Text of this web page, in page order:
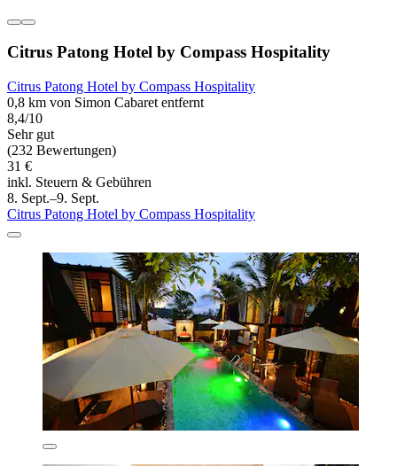
Citrus Patong Hotel by Compass Hospitality
Citrus Patong Hotel by Compass Hospitality
0,8 km von Simon Cabaret entfernt
8,4/10
Sehr gut
(232 Bewertungen)
31 €
inkl. Steuern & Gebühren
8. Sept.–9. Sept.
Citrus Patong Hotel by Compass Hospitality